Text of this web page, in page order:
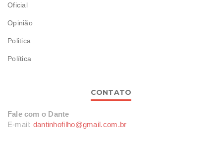
Oficial
Opinião
Politica
Política
CONTATO
Fale com o Dante
E-mail: dantinhofilho@gmail.com.br